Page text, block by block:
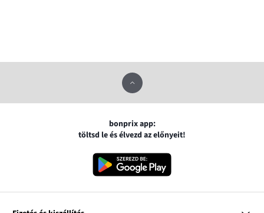
bonprix app:
töltsd le és élvezd az előnyeit!